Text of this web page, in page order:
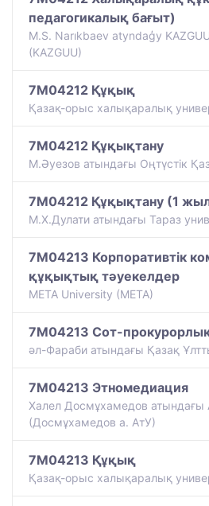
педагогикалық бағыт)
M.S. Narıkbaev atyndaģy
(KAZGUU)
7M04212 Құқық
Қазақ-орыс халықаралық
7M04212 Құқықтану
М.Әуезов атындағы Оңтүстік
7M04212 Құқықтану (1
М.Х.Дулати атындағы Тараз
7M04213 Корпоративтік
құқықтық тәуекелдер
META University (META)
7M04213 Сот-
әл-Фараби атындағы Қазақ
7M04213 Этномедиация
Халел Досмұхамедов атындағы
(Досмұхамедов а. АтУ)
7M04213 Құқық
Қазақ-орыс халықаралық